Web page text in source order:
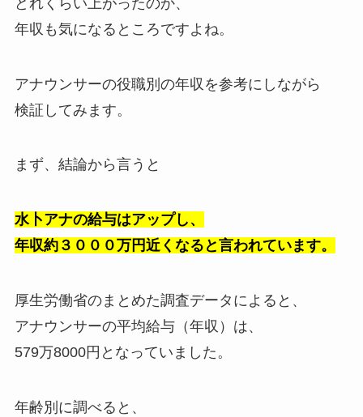
年収も気になるところですよね。
アナウンサーの役職別の年収を参考にしながら
検証してみます。
まず、結論から言うと
水卜アナの給与はアップし、
年収約３０００万円近くなると言われています。
厚生労働省のまとめた調査データによると、
アナウンサーの平均給与（年収）は、
579万8000円となっていました。
年齢別に調べると、